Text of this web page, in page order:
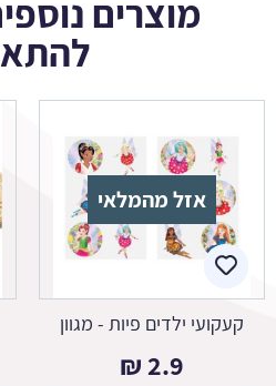
מוצרים
אזל מהמלאי
קעקועי ילדים פיות - מגוון
2.9
₪